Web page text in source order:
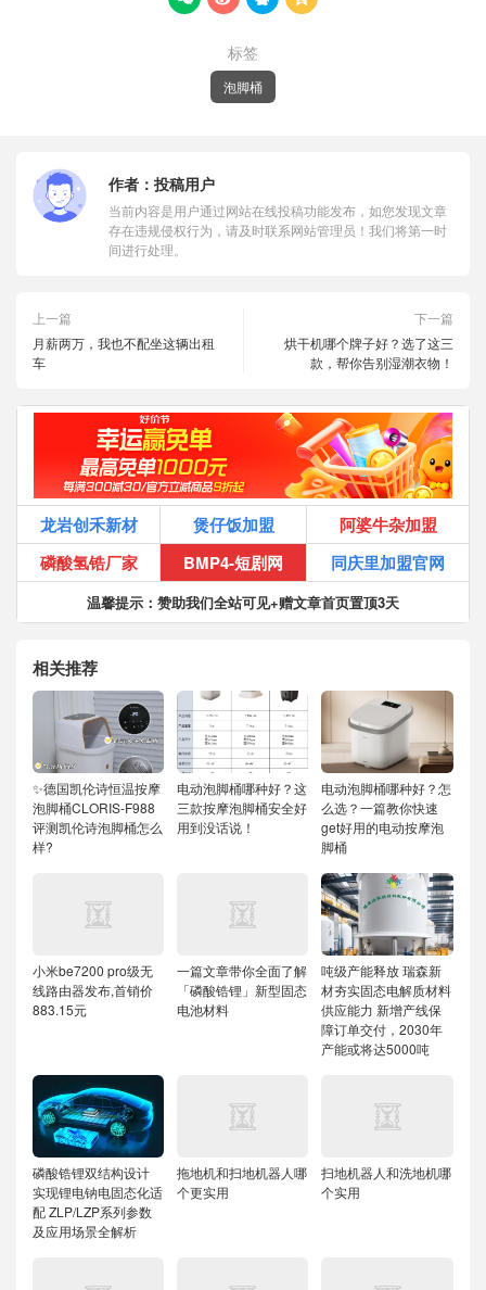
标签
泡脚桶
作者： 投稿用户
当前内容是用户通过网站在线投稿功能发布，如您发现文章
存在违规侵权行为，请及时联系网站管理员！我们将第一时
间进行处理。
上一篇
月薪两万，我也不配坐这辆出租
车
下一篇
烘干机哪个牌子好？选了这三
款，帮你告别湿潮衣物！
龙岩创禾新材 煲仔饭加盟
阿婆牛杂加盟
磷酸氢锆厂家
BMP4-短剧网 同庆里加盟官网
温馨提示：赞助我们全站可见+赠文章首页置顶3天
相关推荐
✨德国凯伦诗恒温按摩
泡脚桶CLORIS-F988
评测凯伦诗泡脚桶怎么
样?
电动泡脚桶哪种好？这
三款按摩泡脚桶安全好
用到没话说！
电动泡脚桶哪种好？怎
么选？一篇教你快速
get好用的电动按摩泡
脚桶
小米be7200 pro级无
线路由器发布,首销价
883.15元
一篇文章带你全面了解
「磷酸锆锂」新型固态
电池材料
吨级产能释放 瑞森新
材夯实固态电解质材料
供应能力新增产线保
障订单交付，2030年
产能或将达5000吨
磷酸锆锂双结构设计
实现锂电钠电固态化适
配ZLP/LZP系列参数
及应用场景全解析
拖地机和扫地机器人哪
个更实用
扫地机器人和洗地机哪
个实用